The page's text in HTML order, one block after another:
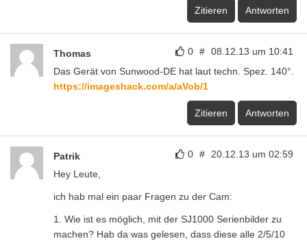
Zitieren Antworten
0 # 08.12.13 um 10:41
Thomas
Das Gerät von Sunwood-DE hat laut techn. Spez. 140°.
https://imageshack.com/a/aVob/1
Zitieren Antworten
0 # 20.12.13 um 02:59
Patrik
Hey Leute,
ich hab mal ein paar Fragen zu der Cam:
1. Wie ist es möglich, mit der SJ1000 Serienbilder zu
machen? Hab da was gelesen, dass diese alle 2/5/10